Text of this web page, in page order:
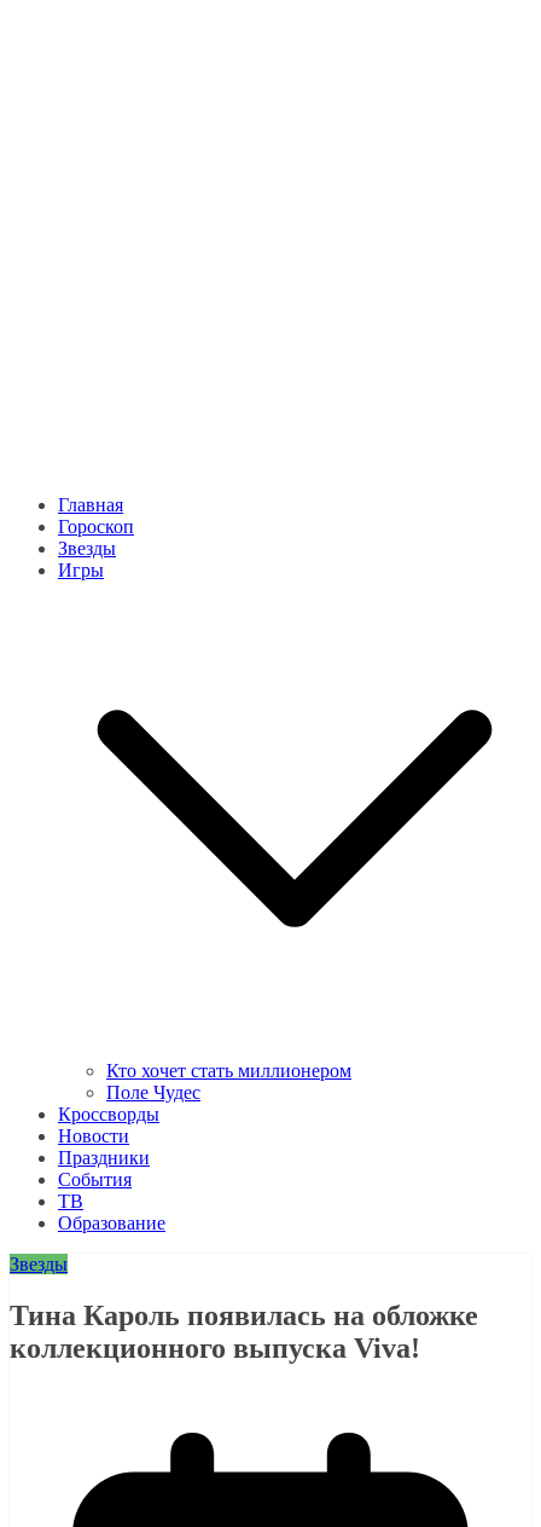
Главная
Гороскоп
Звезды
Игры
Кто хочет стать миллионером
Поле Чудес
Кроссворды
Новости
Праздники
События
ТВ
Образование
Звезды
Тина Кароль появилась на обложке
коллекционного выпуска Viva!